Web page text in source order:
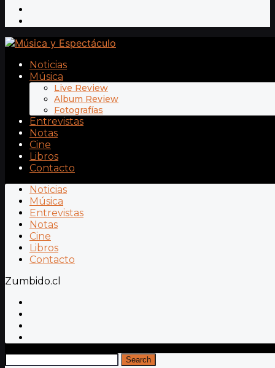
Noticias
Música
Live Review
Album Review
Fotografías
Entrevistas
Notas
Cine
Libros
Contacto
Noticias
Música
Entrevistas
Notas
Cine
Libros
Contacto
Zumbido.cl
Search